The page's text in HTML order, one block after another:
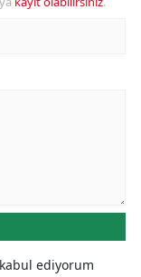
ediyorum